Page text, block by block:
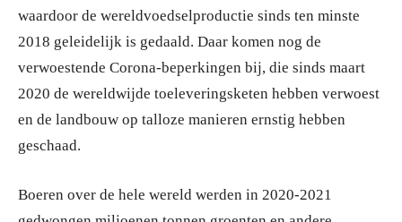
waardoor de wereldvoedselproductie sinds ten minste
2018 geleidelijk is gedaald. Daar komen nog de
verwoestende Corona-beperkingen bij, die sinds maart
2020 de wereldwijde toeleveringsketen hebben verwoest
en de landbouw op talloze manieren ernstig hebben
geschaad.
Boeren over de hele wereld werden in 2020-2021